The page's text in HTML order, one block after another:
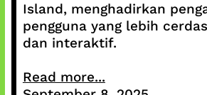
Island, menghadirkan
pengguna yang lebih
dan interaktif.
Read more...